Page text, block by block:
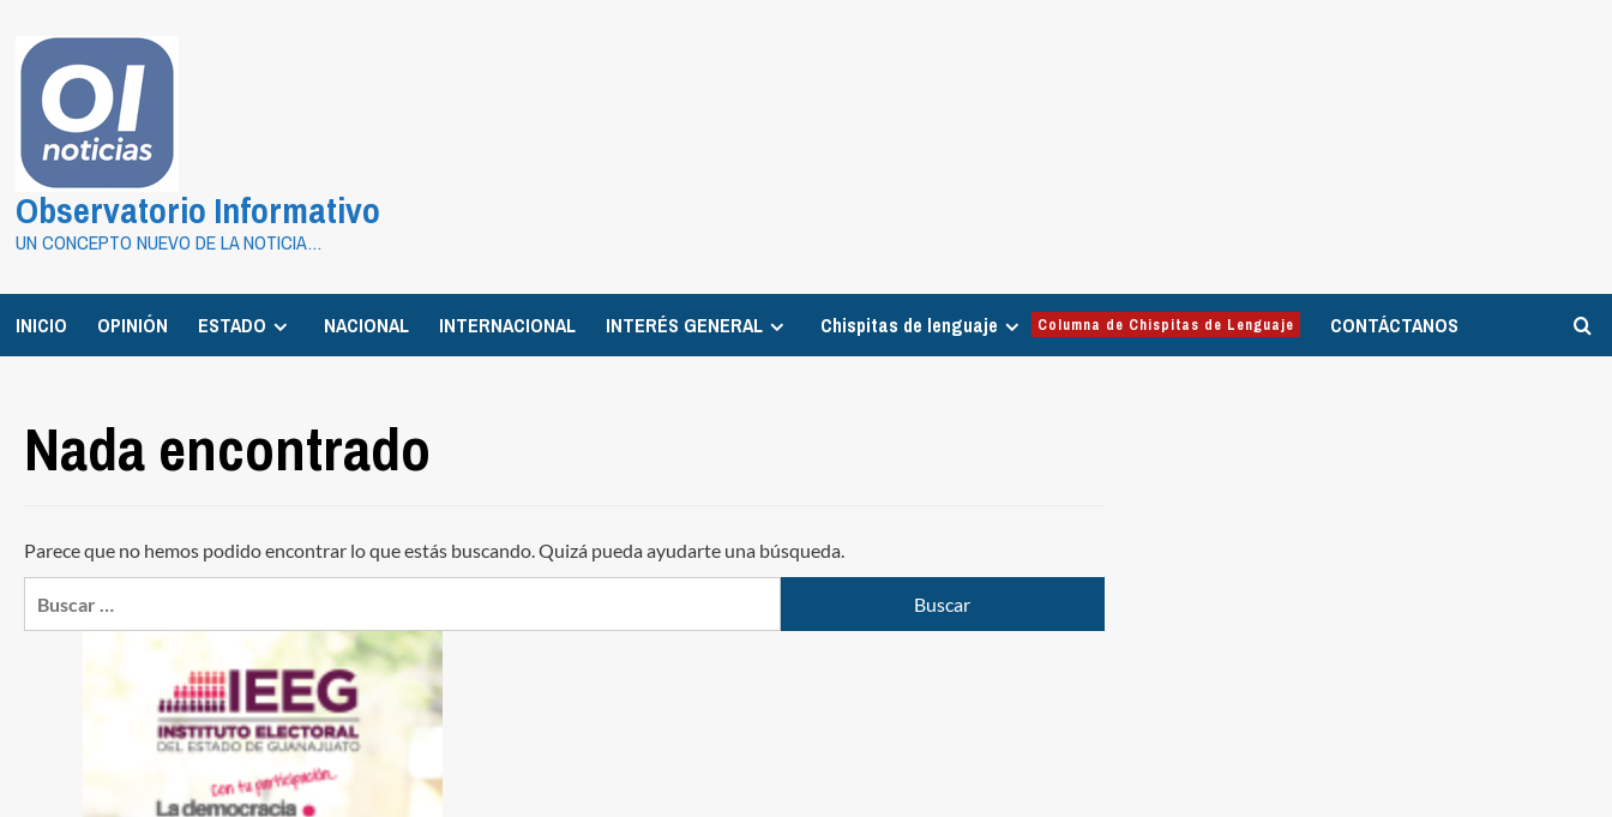
contenido
Observatorio Informativo
UN CONCEPTO NUEVO DE LA NOTICIA…
INICIO OPINIÓN ESTADO NACIONAL INTERNACIONAL INTERÉS GENERAL Chispitas de lenguaje Columna de Chispitas de Lenguaje CONTÁCTANOS
Nada encontrado
Parece que no hemos podido encontrar lo que estás buscando. Quizá pueda ayudarte una búsqueda.